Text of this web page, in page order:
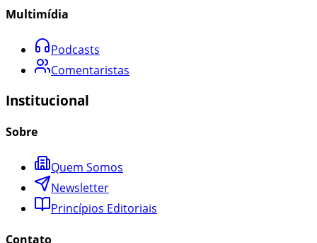
Multimídia
Podcasts
Comentaristas
Institucional
Sobre
Quem Somos
Newsletter
Princípios Editoriais
Contato